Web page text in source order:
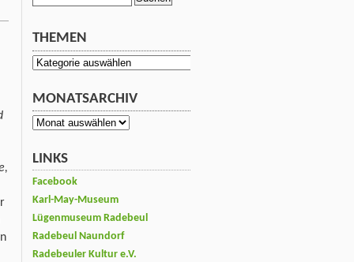
THEMEN
Themen
MONATSARCHIV
Monatsarchiv
LINKS
Facebook
Karl-May-Museum
Lügenmuseum Radebeul
Radebeul Naundorf
Radebeuler Kultur e.V.